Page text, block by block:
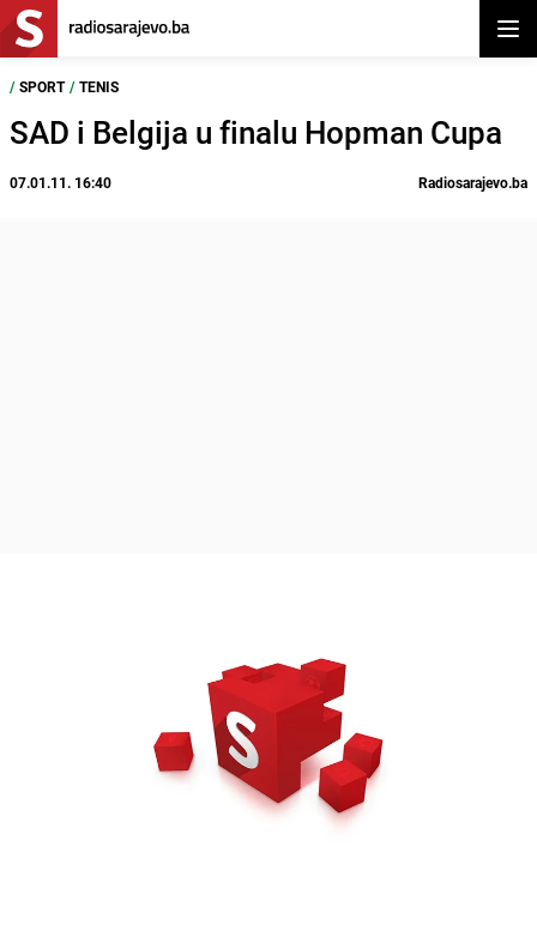
/ SPORT / TENIS
SAD i Belgija u finalu Hopman Cupa
07.01.11. 16:40 Radiosarajevo.ba